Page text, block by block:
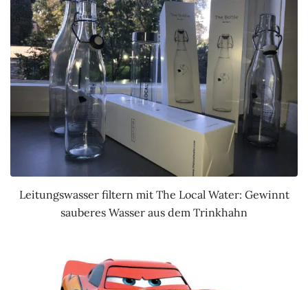
Leitungswasser filtern mit The Local Water: Gewinnt
sauberes Wasser aus dem Trinkhahn